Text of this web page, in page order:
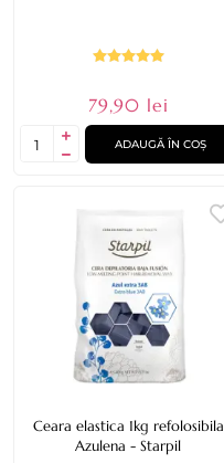
79,90 lei
ADAUGĂ ÎN COȘ
Ceara elastica 1kg refolosibila
Azulena - Starpil